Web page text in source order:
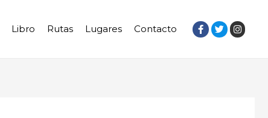
Libro Rutas Lugares Contacto